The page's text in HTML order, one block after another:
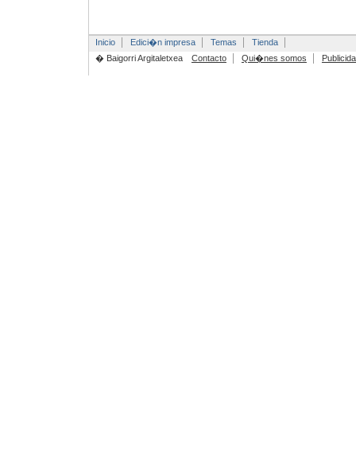
Inicio Edici�n impresa Temas
Tienda
� Baigorri Argitaletxea
Contacto Qui�nes somos